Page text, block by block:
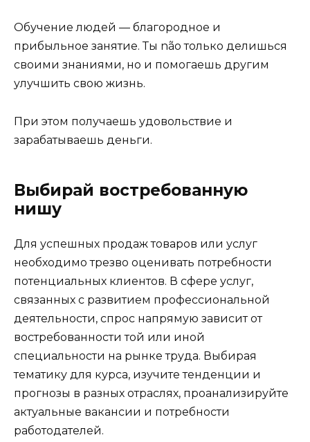
Обучение людей — благородное и
прибыльное занятие. Ты não только делишься
своими знаниями, но и помогаешь другим
улучшить свою жизнь.
При этом получаешь удовольствие и
зарабатываешь деньги.
Выбирай востребованную
нишу
Для успешных продаж товаров или услуг
необходимо трезво оценивать потребности
потенциальных клиентов. В сфере услуг,
связанных с развитием профессиональной
деятельности, спрос напрямую зависит от
востребованности той или иной
специальности на рынке труда. Выбирая
тематику для курса, изучите тенденции и
прогнозы в разных отраслях, проанализируйте
актуальные вакансии и потребности
работодателей.